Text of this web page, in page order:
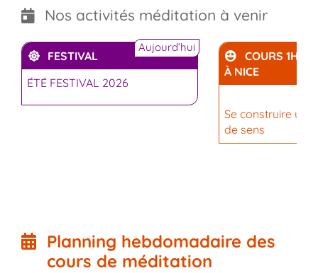
Nos activités méditation à venir
FESTIVAL
Aujourd’hui
ÉTÉ FESTIVAL 2026
COURS 1H30
À NICE
Se construire une
de sens
Planning hebdomadaire des
cours de méditation